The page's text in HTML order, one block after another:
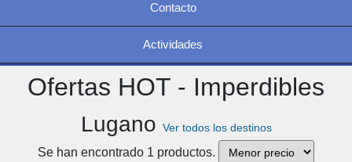
Contacto
Actividades
Ofertas HOT - Imperdibles
Lugano Ver todos los destinos
Se han encontrado 1 productos.